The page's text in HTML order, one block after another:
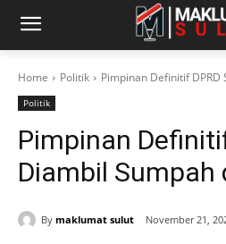
Home Politik Pimpinan Definitif DPRD
Politik
Pimpinan
Diambil Sumpah
By maklumat sulut November 21,